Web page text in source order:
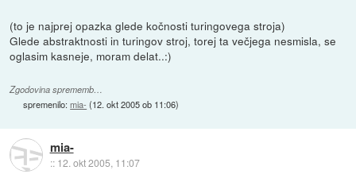
(to je najprej opazka glede kočnosti turingovega stroja)
Glede abstraktnosti in turingov stroj, torej ta večjega nesmisla, se
oglasim kasneje, moram delat..:)
Zgodovina sprememb…
spremenilo:mia- (12. okt 2005 ob 11:06)
mia-
:: 12. okt 2005, 11:07